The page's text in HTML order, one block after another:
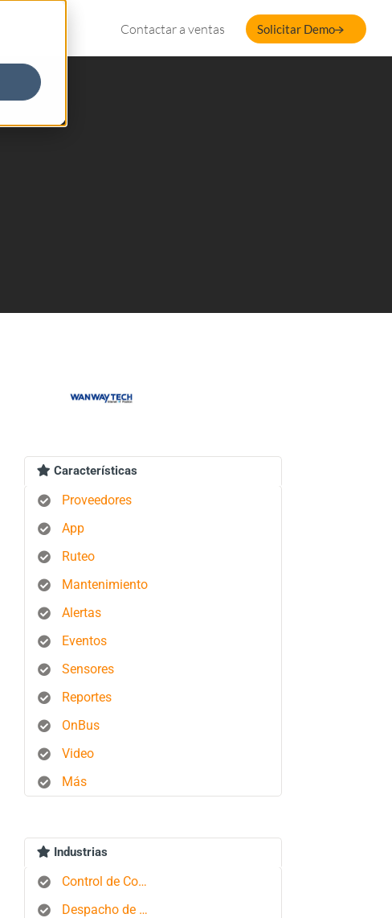
Contactar a ventas Solicitar Demo
Características
Proveedores
App
Ruteo
Mantenimiento
Alertas
Eventos
Sensores
Reportes
OnBus
Video
Más
Industrias
Control de Combustible
Despacho de Autobuses